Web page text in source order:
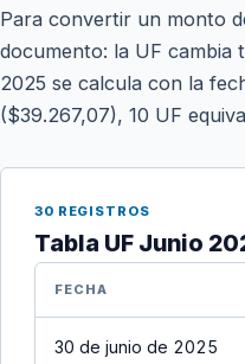
Para convertir un monto
documento: la UF cambia
2025 se calcula con la
($39.267,07), 10 UF
30 REGISTROS
Tabla UF Junio
FECHA
30 de junio de 2025